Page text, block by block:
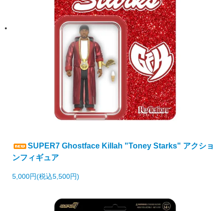
SUPER7 Ghostface Killah "Toney Starks" アクショ
ンフィギュア
5,000円(税込5,500円)